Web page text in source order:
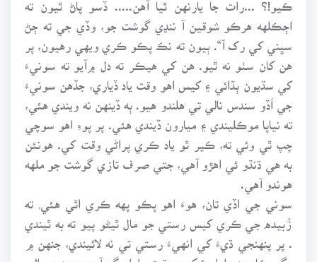
اڄڪلهه هرڪو شوقين آ ننڍي گوشت جو، وڏي جي ته ڄڻ
سڀني کي رک آ“. ٻيون ته نڪ پڪو ڪري ويهي رهيون، پر
هن کان سٺو نه ٿيو. هن کي هيڪر ته دل ۾آيو ته سونيءَ
کي سڌيون ٻڌائي ۽ کيس اهو وقت ياد ڏياري، جڏهن سونيءَ
جي اَڏو سندس نالي تي هلندو هيو. ٻه ڏينهن نه ويندي هئي،
ته نياپا موڪليندي ۽ ميارون ڏيندي هئي. پر پوءِ اهو سوچي
چپ ٿي وئي ته، ڪير ٿو ياد ڪري پراڻي وقت کي. هونئن
به هي ڌنڌو ئي اهڙو آهي، جتي صرف تازي گوشت جو ملهه
هوندو آهي.
سوني جي اڏي تان، هوءَ اهو پڪو پهه ڪري اٿي هئي, ته
زُبيده جي ڪري کيس رستي جو مال ٿيڻو پيو ته به ٿيندي
. پر پنهنجي ڌيءَ کي انهيءَ رستي تي نه لائيندي، جنهن ۾
رڳو ڪاريءَ وارا ڪک ۽ ڌوڙ وارا دڳ آهن. هوءَ ميرالي